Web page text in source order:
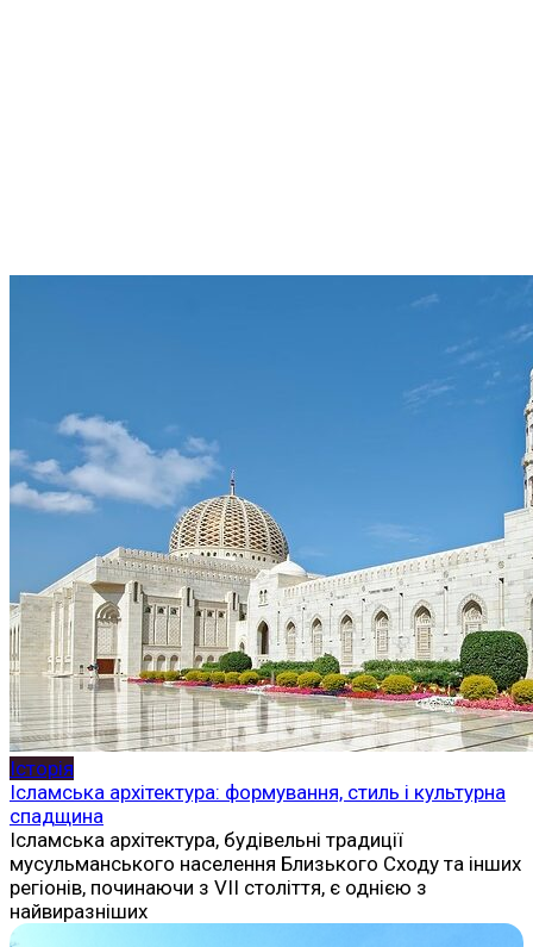
Історія
Ісламська архітектура: формування, стиль і культурна
спадщина
Ісламська архітектура, будівельні традиції
мусульманського населення Близького Сходу та інших
регіонів, починаючи з VII століття, є однією з
найвиразніших